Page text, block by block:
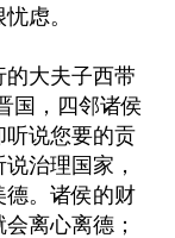
虑。
的大夫子西带
国，四邻诸侯
听说您要的贡
治理国家，
德。诸侯的财
离心离德；